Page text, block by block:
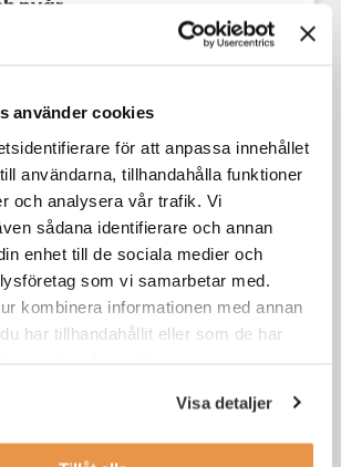
använder cookies
för att anpassa innehållet
användarna, tillhandahålla funktioner
och analysera vår trafik. Vi
sådana identifierare och annan
enhet till de sociala medier och
som vi samarbetar med.
kombinera informationen med annan
har tillhandahållit eller som de har
Visa detaljer
nyår
byta jobb i kristider